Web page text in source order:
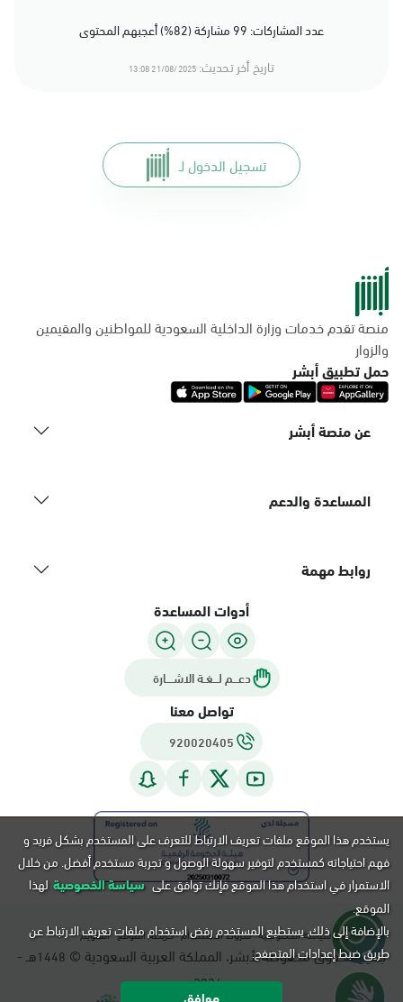
عدد المشاركات: 99 مشاركة (82%) أعجبهم المحتوى
تاريخ أخر تحديث: 21/08/2025 13:08
تسجيل الدخول لـ
منصة تقدم خدمات وزارة الداخلية السعودية للمواطنين والمقيمين
والزوار
حمل تطبيق أبشر
عن منصة أبشر
المساعدة والدعم
روابط مهمة
أدوات المساعدة
دعـــم لـــغـة الاشــــارة
تواصل معنا
920020405
سياسة الخصوصية شروط الاستخدام خريطة الموقع التقويم
جميع الحقوق محفوظة لأبشر، المملكة العربية السعودية © 1448هـ -
2026م.
يستخدم هذا الموقع ملفات تعريف الارتباط للتعرف على المستخدم بشكل فريد و
فهم احتياجاته كمستخدم لتوفير سهولة الوصول و تجربة مستخدم أفضل. من خلال
الاستمرار في استخدام هذا الموقع فإنك توافق على سياسة الخصوصية لهذا
الموقع.
بالإضافة إلى ذلك, يستطيع المستخدم رفض استخدام ملفات تعريف الارتباط عن
طريق ضبط إعدادات المتصفح.
موافق